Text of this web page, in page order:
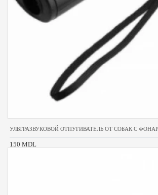
УЛЬТРАЗВУКОВОЙ ОТПУГИВАТЕЛЬ ОТ СОБАК С
150 MDL